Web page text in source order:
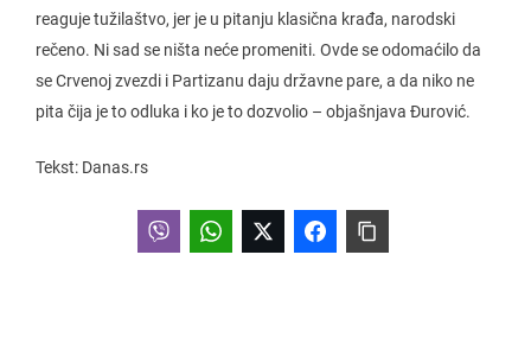
reaguje tužilaštvo, jer je u pitanju klasična krađa, narodski
rečeno. Ni sad se ništa neće promeniti. Ovde se odomaćilo da
se Crvenoj zvezdi i Partizanu daju državne pare, a da niko ne
pita čija je to odluka i ko je to dozvolio – objašnjava Đurović.
Tekst: Danas.rs